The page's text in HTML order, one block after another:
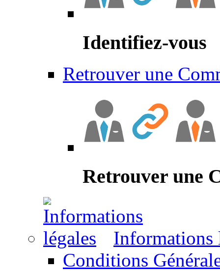
Identifiez-vous
Retrouver une
Retrouver une
Informations
Conditions